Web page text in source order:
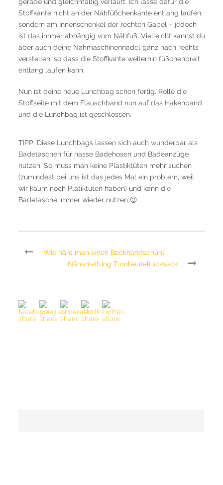
Stoffkante nicht an der Nähfüßchenkante entlang laufen,
sondern am Innenschenkel der rechten Gabel – jedoch
ist das immer abhängig vom Nähfuß. Vielleicht kannst du
aber auch deine Nähmaschinennadel ganz nach rechts
verstellen, so dass die Stoffkante weiterhin füßchenbreit
entlang laufen kann.
Nun ist deine neue Lunchbag schon fertig. Rolle die
Stoffseite mit dem Flauschband nun auf das Hakenband
und die Lunchbag ist geschlossen.
TIPP: Diese Lunchbags lassen sich auch wunderbar als
Badetaschen für nasse Badehosen und Badeanzüge
nutzen. So muss man keine Plastiktüten mehr suchen
(zumindest bei uns ist das jedes Mal ein problem, weil
wir kaum noch Platiktüten haben) und kann die
Badetasche immer wieder nutzen 😉
Wie näht man einen Backhandschuh?
Nähanleitung Turnbeutelrucksack